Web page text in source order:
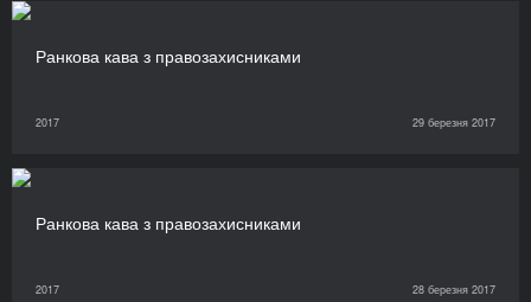
Ранкова кава з правозахисниками
2017 29 березня 2017
Ранкова кава з правозахисниками
2017 28 березня 2017